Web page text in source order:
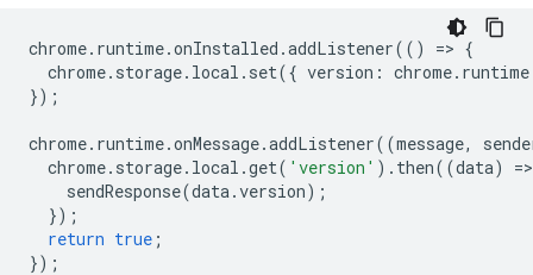
chrome. runtime.onInstalled .addListener(() => {
chrome. storage. local . set({ version : chrome. runtime
});
chrome. runtime.onMessage.addListener((message,
chrome. storage. local .get( 'version' ). then((data) =>
sendResponse(data.version);
});
return true ;
});